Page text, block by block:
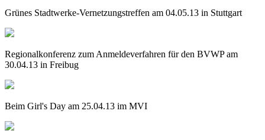
Grünes Stadtwerke-Vernetzungstreffen am 04.05.13 in Stuttgart
Regionalkonferenz zum Anmeldeverfahren für den BVWP am
30.04.13 in Freibug
Beim Girl's Day am 25.04.13 im MVI